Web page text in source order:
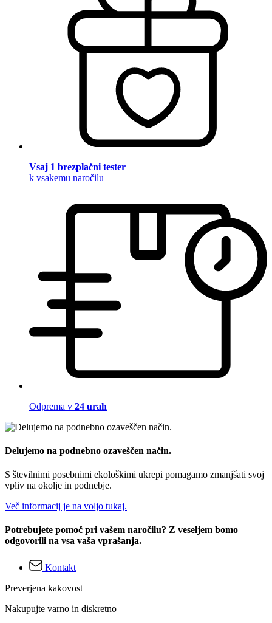
Vsaj 1 brezplačni tester
k vsakemu naročilu
Odprema v 24 urah
Delujemo na podnebno ozaveščen način.
S številnimi posebnimi ekološkimi ukrepi pomagamo zmanjšati svoj
vpliv na okolje in podnebje.
Več informacij je na voljo tukaj.
Potrebujete pomoč pri vašem naročilu? Z veseljem bomo
odgovorili na vsa vaša vprašanja.
Kontakt
Preverjena kakovost
Nakupujte varno in diskretno